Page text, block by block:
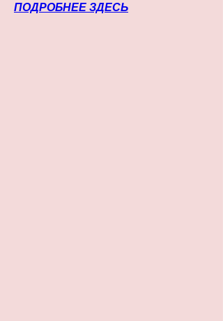
ПОДРОБНЕЕ ЗДЕСЬ